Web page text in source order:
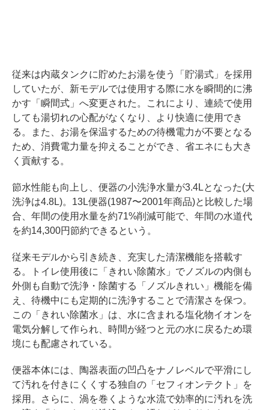
従来は内蔵タンクに貯めたお湯を使う「貯湯式」を採用
していたが、新モデルでは使用する際に水を瞬間的に沸
かす「瞬間式」へ変更された。これにより、連続で使用
しても湯切れの心配がなくなり、より快適に使用でき
る。また、お湯を保温するための待機電力が不要となる
ため、消費電力量を抑えることができ、省エネにも大き
く貢献する。
節水性能も向上し、便器の小洗浄水量が3.4Lとなった(大
洗浄は4.8L)。13L便器(1987〜2001年商品)と比較した場
合、年間の使用水量を約71%削減可能で、年間の水道代
を約14,300円節約できるという。
従来モデルから引き続き、充実した清潔機能を搭載す
る。トイレ使用後に「きれい除菌水」でノズルの内側も
外側も自動で洗浄・除菌する「ノズルきれい」機能を備
え、待機中にも定期的に洗浄することで清潔さを保つ。
この「きれい除菌水」は、水に含まれる塩化物イオンを
電気分解して作られ、時間が経つと元の水に戻るため環
境にも配慮されている。
便器本体には、陶器表面の凹凸をナノレベルで平滑にし
て汚れを付きにくくする独自の「セフィオンテクト」を
採用。さらに、渦を巻くような水流で効率的に汚れを洗